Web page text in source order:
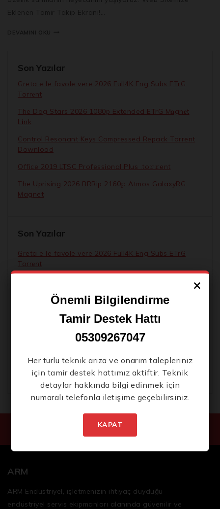
Son Yazılar
Greta e le favole vere 2026 Full4K Eng Subs ETrG
Torr𝐞nt
The Dog Stars 2026 1080p Extended ETrG M𝐚gn𝐞t
L𝐢nk
Control Resonant Keys Compressed Repack Torrent
Download
Office 2019 LTSC Professional Plus .tо𝚛𝚛еnt
The Uprising 2026 BRRip 2160𝚙 Atmos GalaxyRG
Magnet
Son Yazılar
Greta e le favole vere 2026 Full4K Eng Subs ETrG
Torr𝐞nt
Control Resonant Keys Compressed Repack Torrent
Office 2019 LTSC Professional Plus .tо𝚛𝚛еnt
Magnet
ARM
ARM Endüstriyel, işletmenizin ihtiyaç duyduğu
endüstriyel servis ekipmanları alanında güvenilir ve
×
Önemli Bilgilendirme
Tamir Destek Hattı
05309267047
Her türlü teknik arıza ve onarım talepleriniz
için tamir destek hattımız aktiftir. Teknik
detaylar hakkında bilgi edinmek için
numaralı telefonla iletişime geçebilirsiniz.
KAPAT